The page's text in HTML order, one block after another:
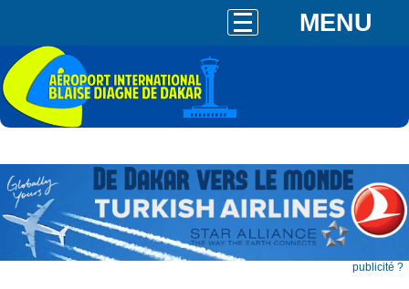
MENU
publicité ?